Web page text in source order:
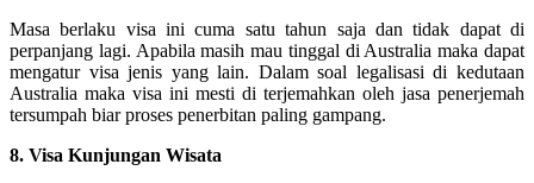
Masa berlaku visa ini cuma satu tahun saja dan tidak dapat di
perpanjang lagi. Apabila masih mau tinggal di Australia maka dapat
mengatur visa jenis yang lain. Dalam soal legalisasi di kedutaan
Australia maka visa ini mesti di terjemahkan oleh jasa penerjemah
tersumpah biar proses penerbitan paling gampang.
8. Visa Kunjungan Wisata